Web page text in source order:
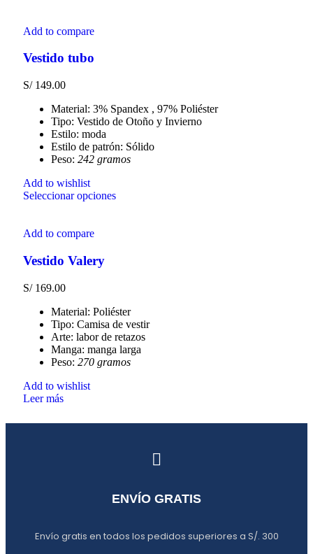
Add to compare
Vestido tubo
S/149.00
Material: 3% Spandex , 97% Poliéster
Tipo: Vestido de Otoño y Invierno
Estilo: moda
Estilo de patrón: Sólido
Peso: 242 gramos
Add to wishlist
Seleccionar opciones
Add to compare
Vestido Valery
S/169.00
Material: Poliéster
Tipo: Camisa de vestir
Arte: labor de retazos
Manga: manga larga
Peso: 270 gramos
Add to wishlist
Leer más
ENVÍO GRATIS
Envío gratis en todos los pedidos superiores a S/. 300